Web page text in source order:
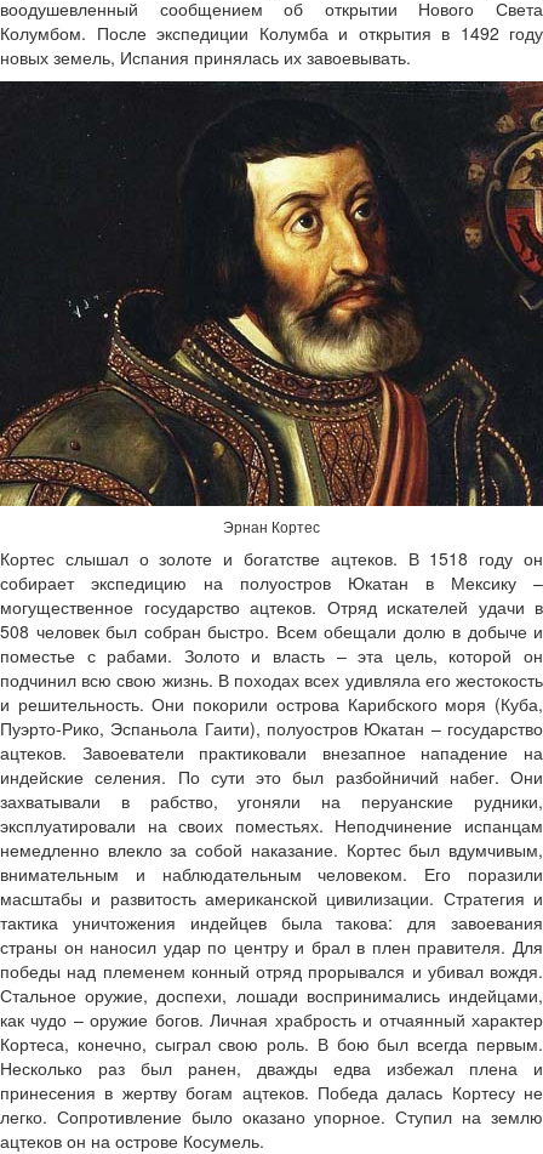
воодушевленный сообщением об открытии Нового Света
Колумбом. После экспедиции Колумба и открытия в 1492 году
новых земель, Испания принялась их завоевывать.
Эрнан Кортес
Кортес слышал о золоте и богатстве ацтеков. В 1518 году он
собирает экспедицию на полуостров Юкатан в Мексику –
могущественное государство ацтеков. Отряд искателей удачи в
508 человек был собран быстро. Всем обещали долю в добыче и
поместье с рабами. Золото и власть – эта цель, которой он
подчинил всю свою жизнь. В походах всех удивляла его жестокость
и решительность. Они покорили острова Карибского моря (Куба,
Пуэрто-Рико, Эспаньола Гаити), полуостров Юкатан – государство
ацтеков. Завоеватели практиковали внезапное нападение на
индейские селения. По сути это был разбойничий набег. Они
захватывали в рабство, угоняли на перуанские рудники,
эксплуатировали на своих поместьях. Неподчинение испанцам
немедленно влекло за собой наказание. Кортес был вдумчивым,
внимательным и наблюдательным человеком. Его поразили
масштабы и развитость американской цивилизации. Стратегия и
тактика уничтожения индейцев была такова: для завоевания
страны он наносил удар по центру и брал в плен правителя. Для
победы над племенем конный отряд прорывался и убивал вождя.
Стальное оружие, доспехи, лошади воспринимались индейцами,
как чудо – оружие богов. Личная храбрость и отчаянный характер
Кортеса, конечно, сыграл свою роль. В бою был всегда первым.
Несколько раз был ранен, дважды едва избежал плена и
принесения в жертву богам ацтеков. Победа далась Кортесу не
легко. Сопротивление было оказано упорное. Ступил на землю
ацтеков он на острове Косумель.